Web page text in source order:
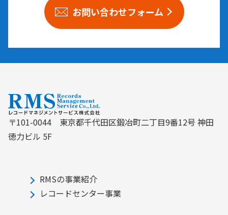
お問い合わせフォーム
〒101-0044 東京都千代田区鍛冶町二丁目9番12号 神田
徳力ビル 5F
RMSの事業紹介
レコードセンター事業